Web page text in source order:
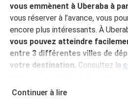
vous emmènent à Uberaba à
vous réserver à l’avance, vous
encore plus intéressants. À
vous pouvez atteindre
entre 3 différentes villes de
votre destination. Consultez la
votre ville!
Continuer à lire